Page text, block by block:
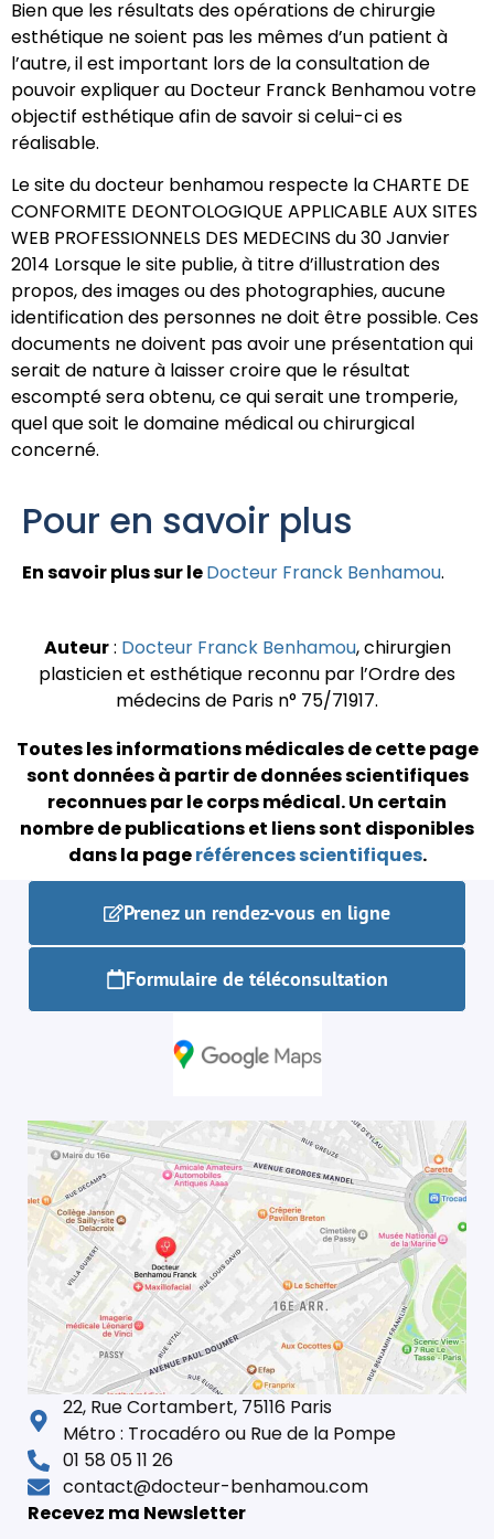
Bien que les résultats des opérations de chirurgie
esthétique ne soient pas les mêmes d’un patient à
l’autre, il est important lors de la consultation de
pouvoir expliquer au Docteur Franck Benhamou votre
objectif esthétique afin de savoir si celui-ci es
réalisable.
Le site du docteur benhamou respecte la CHARTE DE
CONFORMITE DEONTOLOGIQUE APPLICABLE AUX SITES
WEB PROFESSIONNELS DES MEDECINS du 30 Janvier
2014 Lorsque le site publie, à titre d’illustration des
propos, des images ou des photographies, aucune
identification des personnes ne doit être possible. Ces
documents ne doivent pas avoir une présentation qui
serait de nature à laisser croire que le résultat
escompté sera obtenu, ce qui serait une tromperie,
quel que soit le domaine médical ou chirurgical
concerné.
Pour en savoir plus
En savoir plus sur leDocteur Franck Benhamou.
Auteur: Docteur Franck Benhamou, chirurgien
plasticien et esthétique reconnu par l’Ordre des
médecins de Paris n° 75/71917.
Toutes les informations médicales de cette page
sont données à partir de données scientifiques
reconnues par le corps médical.Un certain
nombre de publications et liens sont disponibles
dans la pageréférences scientifiques.
Prenez un rendez-vous en ligne
Formulaire de téléconsultation
22, Rue Cortambert, 75116 Paris
Métro : Trocadéro ou Rue de la Pompe
01 58 05 11 26
contact@docteur-benhamou.com
Recevez ma Newsletter